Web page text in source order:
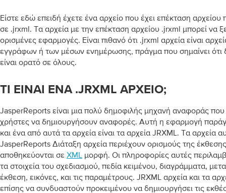
Είστε εδώ επειδή έχετε ένα αρχείο που έχει επέκταση αρχείου
σε .jrxml. Τα αρχεία με την επέκταση αρχείου .jrxml μπορεί να
ορισμένες εφαρμογές. Είναι πιθανό ότι .jrxml αρχεία είναι
εγγράφων ή των μέσων ενημέρωσης, πράγμα που σημαίνει ότι
είναι ορατό σε όλους.
ΤΙ ΕΊΝΑΙ ΈΝΑ .JRXML ΑΡΧΕΊΟ;
JasperReports είναι μια πολύ δημοφιλής μηχανή αναφοράς που
χρήστες να δημιουργήσουν αναφορές. Αυτή η εφαρμογή
και ένα από αυτά τα αρχεία είναι τα αρχεία JRXML. Τα αρχεία
JasperReports Διάταξη αρχεία περιέχουν ορισμούς της
αποθηκεύονται σε XML μορφή. Οι πληροφορίες αυτές
τα στοιχεία του σχεδιασμού, πεδία κειμένου, διαγράμματα,
έκθεση, εικόνες, και τις παραμέτρους. JRXML αρχεία και τα
επίσης να συνδυαστούν προκειμένου να δημιουργήσει τις